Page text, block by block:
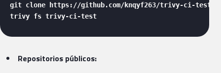
git clone https://github.com/knqyf263/trivy-ci-test
trivy fs trivy-ci-test
Repositorios públicos: